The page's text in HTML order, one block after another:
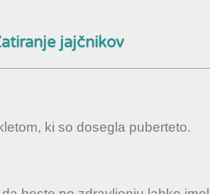
jajčnikov
ki so dosegla puberteto.